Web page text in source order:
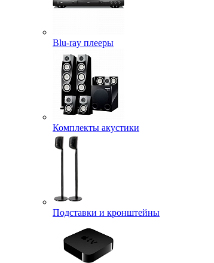
Blu-ray плееры
Комплекты акустики
Подставки и кронштейны